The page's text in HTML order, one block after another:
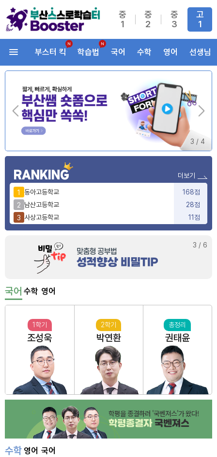
중
1
중
2
중
3
고
1
부스터 킥 학습법 국어 수학 영어 선생님
3 / 4
RANKING 더보기
1 동아고등학교
168점
2 남산고등학교
28점
3 사상고등학교
11점
4 양정고등학교
10점
부산동여자고등학교 3점
3 / 6
국어 수학 영어
1학기
조성욱
2학기
박연환
총정리
권태윤
학평을 종결하러 '국벤져스'가 왔다!
학평종결자국벤져스
수학 영어 국어